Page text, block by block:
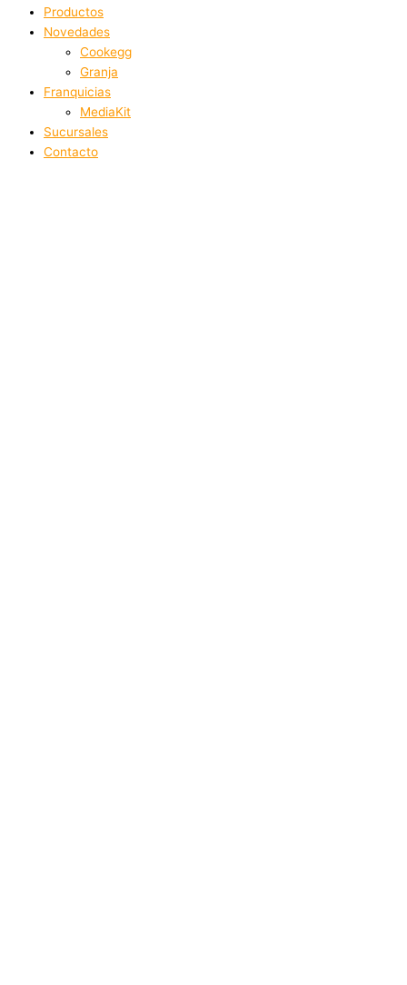
Productos
Novedades
Cookegg
Granja
Franquicias
MediaKit
Sucursales
Contacto